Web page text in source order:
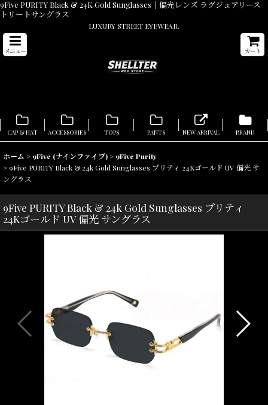
9Five PURITY Black & 24K Gold Sunglasses｜偏光レンズ ラグジュアリース
トリートサングラス
LUXURY STREET EYEWEAR.
メニュー カート
CAP & HAT ACCESSORIES TOPS PANTS NEW ARRIVAL BRAND
ホーム > 9Five (ナインファイブ) > 9Five Purity
>9Five PURITY Black & 24k Gold Sunglasses プリティ 24Kゴールド UV 偏光 サ
ングラス
9Five PURITY Black & 24k Gold Sunglasses プリティ
24Kゴールド UV 偏光 サングラス